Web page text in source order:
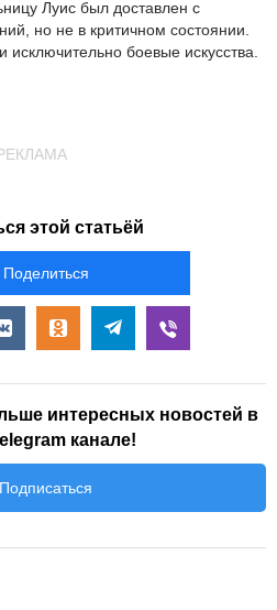
Луис был доставлен с
но не в критичном состоянии.
боевые искусства.
этой статьёй
Поделиться
интересных новостей в
канале!
Подписаться